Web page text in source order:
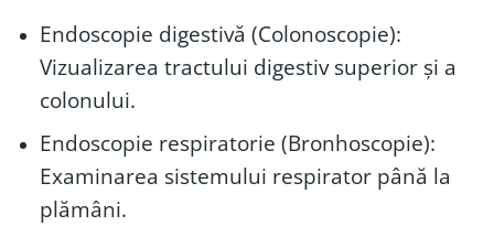
Endoscopie digestivă (Colonoscopie):
Vizualizarea tractului digestiv superior și a
colonului.
Endoscopie respiratorie (Bronhoscopie):
Examinarea sistemului respirator până la
plămâni.